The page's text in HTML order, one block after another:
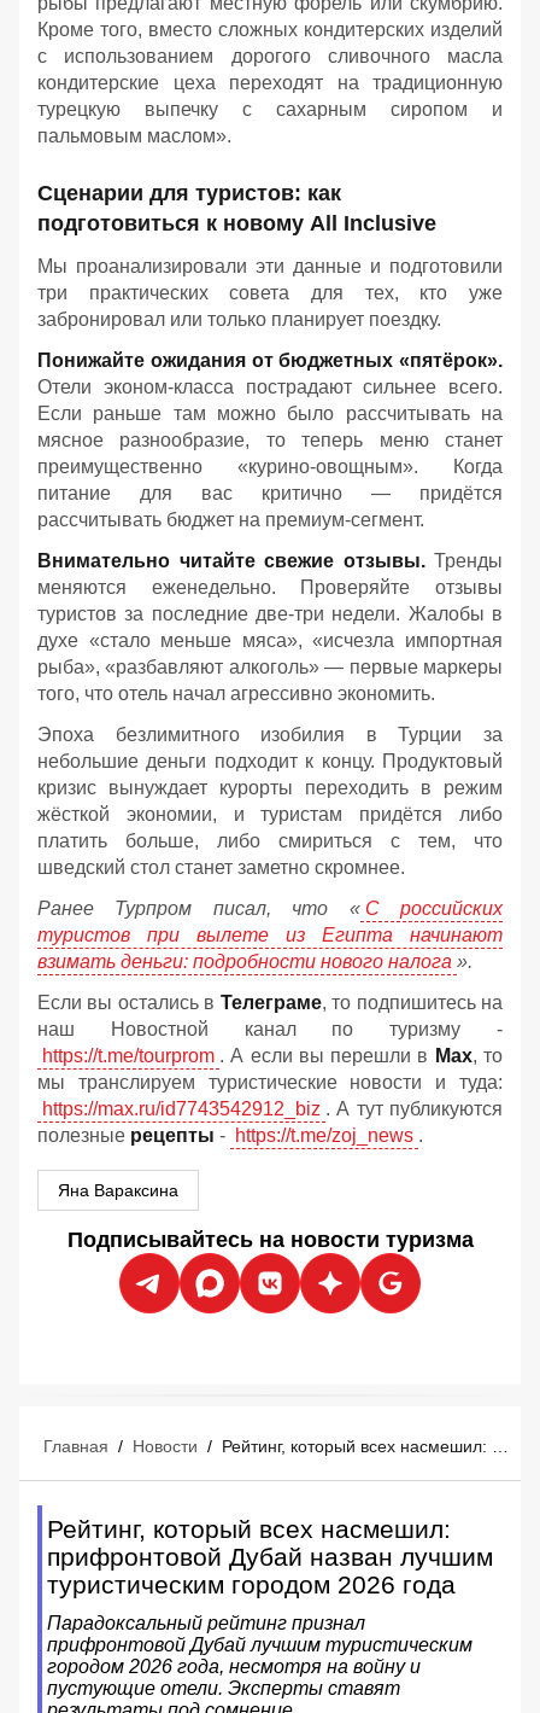
Кроме того, вместо сложных кондитерских изделий
с использованием дорогого сливочного масла
кондитерские цеха переходят на традиционную
турецкую выпечку с сахарным сиропом и
пальмовым маслом».
Сценарии для туристов: как
подготовиться к новому All Inclusive
Мы проанализировали эти данные и подготовили
три практических совета для тех, кто уже
забронировал или только планирует поездку.
Понижайте ожидания от бюджетных «пятёрок».
Отели эконом-класса пострадают сильнее всего.
Если раньше там можно было рассчитывать на
мясное разнообразие, то теперь меню станет
преимущественно «курино-овощным». Когда
питание для вас критично — придётся
рассчитывать бюджет на премиум-сегмент.
Внимательно читайте свежие отзывы.Тренды
меняются еженедельно. Проверяйте отзывы
туристов за последние две-три недели. Жалобы в
духе «стало меньше мяса», «исчезла импортная
рыба», «разбавляют алкоголь» — первые маркеры
того, что отель начал агрессивно экономить.
Эпоха безлимитного изобилия в Турции за
небольшие деньги подходит к концу. Продуктовый
кризис вынуждает курорты переходить в режим
жёсткой экономии, и туристам придётся либо
платить больше, либо смириться с тем, что
шведский стол станет заметно скромнее.
Ранее Турпром писал, что « С российских
туристов при вылете из Египта начинают
взимать деньги: подробности нового налога ».
Если вы остались в Телеграме, то подпишитесь на
наш Новостной канал по туризму -
https://t.me/tourprom . А если вы перешли в Мах, то
мы транслируем туристические новости и туда:
https://max.ru/id7743542912_biz . А тут публикуются
полезные рецепты - https://t.me/zoj_news .
Яна Вараксина
Подписывайтесь на новости туризма
Главная / Новости /
Рейтинг, который всех насмешил:
прифронтовой Дубай назван лучшим
туристическим городом 2026 года
Парадоксальный рейтинг признал
прифронтовой Дубай лучшим туристическим
городом 2026 года, несмотря на войну и
пустующие отели. Эксперты ставят